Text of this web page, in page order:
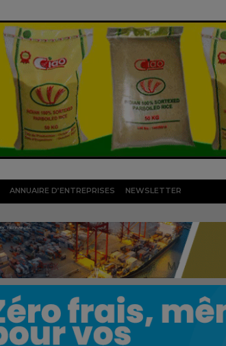
ANNUAIRE D’ENTREPRISES NEWSLETTER